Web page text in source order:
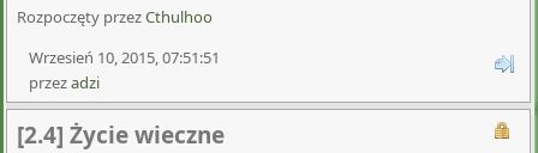
Rozpoczęty przezCthulhoo
Wrzesień 10, 2015, 07:51:51
przezadzi
[2.4] Życie wieczne